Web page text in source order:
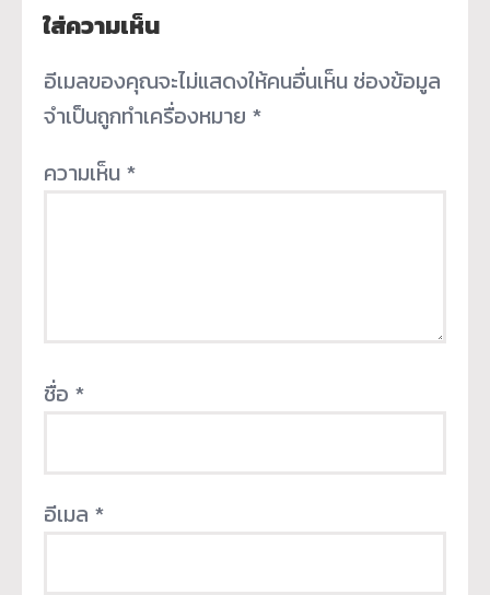
ใส่ความเห็น
อีเมลของคุณจะไม่แสดงให้คนอื่นเห็น ช่องข้อมูล
จำเป็นถูกทำเครื่องหมาย *
ความเห็น *
ชื่อ *
อีเมล *